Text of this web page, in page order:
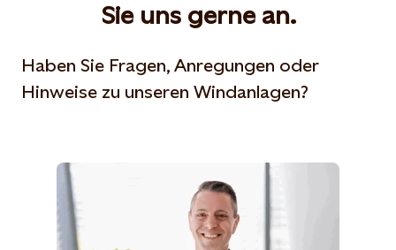
Sie uns gerne an.
Haben Sie Fragen, Anregungen oder
Hinweise zu unseren Windanlagen?